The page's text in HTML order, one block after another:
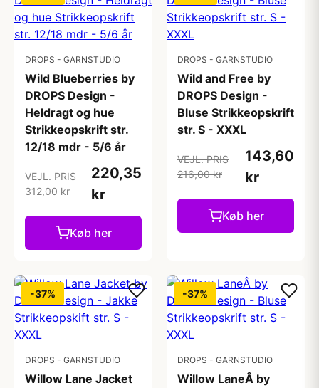
DROPS - GARNSTUDIO
Wild Blueberries by
DROPS Design -
Heldragt og hue
Strikkeopskrift str.
12/18 mdr - 5/6 år
VEJL. PRIS
312,00 kr
220,35
kr
Køb her
DROPS - GARNSTUDIO
Wild and Free by
DROPS Design -
Bluse Strikkeopskrift
str. S - XXXL
VEJL. PRIS
216,00 kr
143,60
kr
Køb her
-37%
DROPS - GARNSTUDIO
Willow Lane Jacket
-37%
DROPS - GARNSTUDIO
Willow LaneÂ by